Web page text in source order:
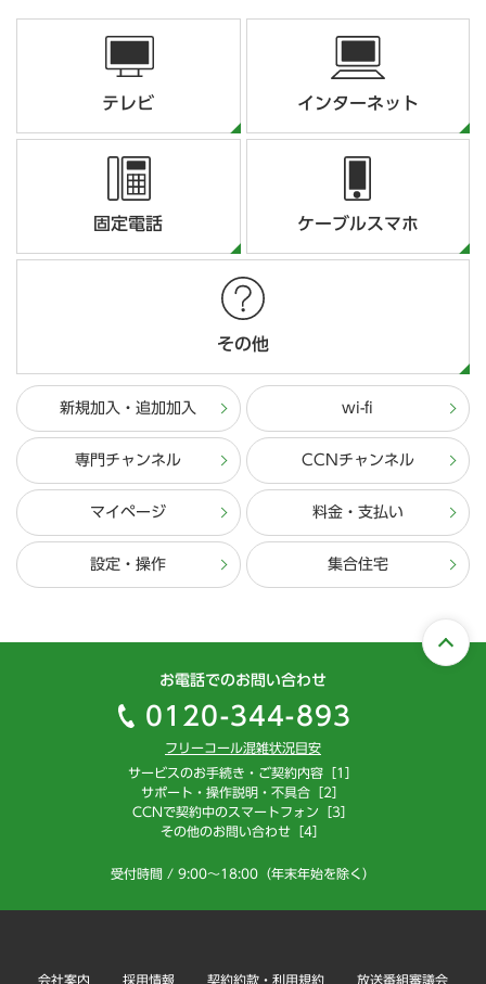
テレビ インターネット
固定電話 ケーブルスマホ
その他
新規加入・追加加入 wi-fi
専門チャンネル CCNチャンネル
マイページ 料金・支払い
設定・操作 集合住宅
お電話でのお問い合わせ
0120-344-893
フリーコール混雑状況目安
サービスのお手続き・ご契約内容［1］
サポート・操作説明・不具合［2］
CCNで契約中のスマートフォン［3］
その他のお問い合わせ［4］
受付時間 / 9:00～18:00（年末年始を除く）
会社案内 採用情報 契約約款・利用規約 放送番組審議会